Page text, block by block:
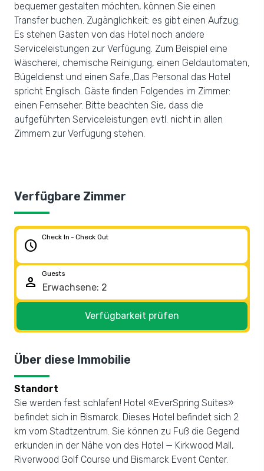
bequemer gestalten möchten, können Sie einen
Transfer buchen. Zugänglichkeit: es gibt einen Aufzug.
Es stehen Gästen von das Hotel noch andere
Serviceleistungen zur Verfügung. Zum Beispiel eine
Wäscherei, chemische Reinigung, einen Geldautomaten,
Bügeldienst und einen Safe.,Das Personal das Hotel
spricht Englisch. Gäste finden Folgendes im Zimmer:
einen Fernseher. Bitte beachten Sie, dass die
aufgeführten Serviceleistungen evtl. nicht in allen
Zimmern zur Verfügung stehen.
Verfügbare Zimmer
schedule
Check In - Check Out
person
Guests
Verfügbarkeit prüfen
Über diese Immobilie
Standort
Sie werden fest schlafen! Hotel «EverSpring Suites»
befindet sich in Bismarck. Dieses Hotel befindet sich 2
km vom Stadtzentrum. Sie können zu Fuß die Gegend
erkunden in der Nähe von des Hotel — Kirkwood Mall,
Riverwood Golf Course und Bismarck Event Center.